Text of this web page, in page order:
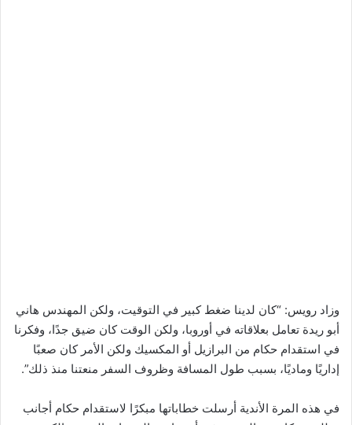
وزاد رويس: “كان لدينا ضغط كبير في التوقيت، ولكن المهندس هاني
أبو ريدة تعامل بعلاقاته في أوروبا، ولكن الوقت كان ضيق جدًا، وفكرنا
في استقدام حكام من البرازيل أو المكسيك ولكن الأمر كان صعبًا
إداريًا وماديًا، بسبب طول المسافة وظروف السفر منعتنا منذ ذلك”.
في هذه المرة الأندية أرسلت خطاباتها مبكرًا لاستقدام حكام أجانب